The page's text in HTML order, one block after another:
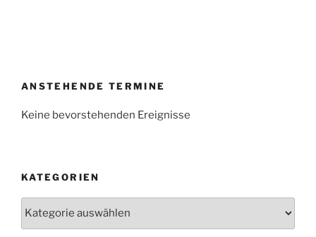
ANSTEHENDE TERMINE
Keine bevorstehenden Ereignisse
KATEGORIEN